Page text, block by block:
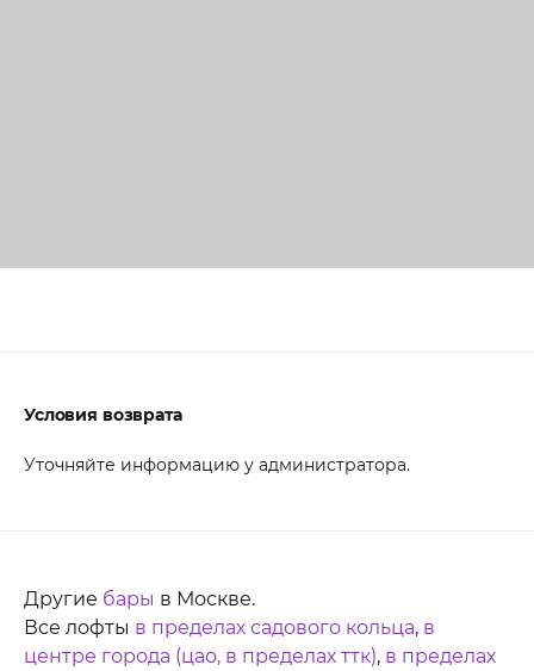
Условия возврата
Уточняйте информацию у администратора.
Другие бары в Москве.
Все лофты в пределах садового кольца, в
центре города (цао, в пределах ттк), в пределах